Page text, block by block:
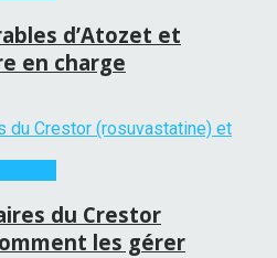
d’Atozet et
en charge
du Crestor
les gérer